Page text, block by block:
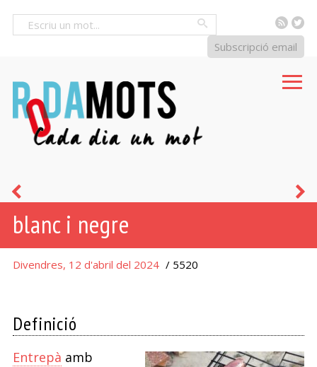
RSS
Subscripció email
blanc i negre
Divendres, 12 d'abril del 2024 / 5520
Definició
Entrepà amb
roig,
roja